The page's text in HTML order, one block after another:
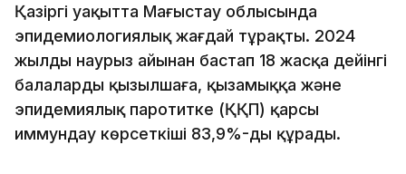
Қазіргі уақытта Маңғыстау облысында
эпидемиологиялық жағдай тұрақты. 2024
жылдың наурыз айынан бастап 18 жасқа дейінгі
балаларды қызылшаға, қызамыққа және
эпидемиялық паротитке (ҚҚП) қарсы
иммундау көрсеткіші 83,9%-ды құрады.